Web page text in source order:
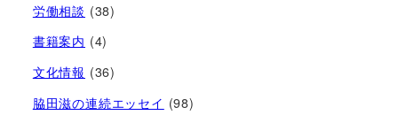
労働相談 (38)
書籍案内 (4)
文化情報 (36)
脇田滋の連続エッセイ (98)